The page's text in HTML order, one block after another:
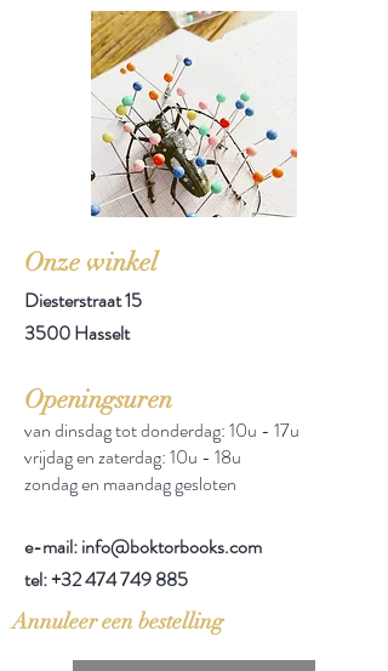
Binding: Gebonden
Pages: 496 pp
Size: 26,5 x 11 x 6 cm
Onze winkel
Diesterstraat 15
3500 Hasselt
Openingsuren
van dinsdag tot donderdag: 10u - 17u
vrijdag en zaterdag: 10u - 18u
zondag en maandag gesloten
e-mail: info@boktorbooks.com
tel:+32 474 749 885
Annuleer een bestelling